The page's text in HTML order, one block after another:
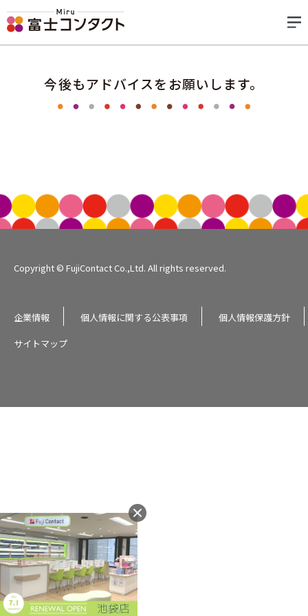
今後もアドバイスをお願いします。
Copyright © FujiContact Co.,Ltd. All rights reserved.
企業情報 個人情報に関する公表事項
個人情報保護方針
サイトマップ